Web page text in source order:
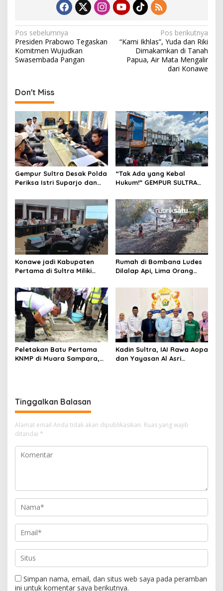
N
a
v
g
a
s
i
p
o
s
Pos sebelumnya
Presiden Prabowo Tegaskan
Komitmen Wujudkan
Swasembada Pangan
Pos berikutnya
“Kami Ikhlas”, Yuda dan Riki
Dimakamkan di Tanah
Papua, Air Mata Mengalir
dari Konawe
Don't Miss
Gempur Sultra Desak Polda
Periksa Istri Suparjo dan
Kasus Tambang Ilegal
“Tak Ada yang Kebal
Hukum!” GEMPUR SULTRA
Tanawali dan PT
Tadisangka, Siap Kuasai
Lahan Puuwatu
Konawe jadi Kabupaten
Pertama di Sultra Miliki
Digital, DPRD Restui
Anggaran Rp200 Juta
Rumah di Bombana Ludes
Dilalap Api, Lima Orang
Dunia
Peletakan Batu Pertama
KNMP di Muara Sampara,
Kadin Sultra, IAI Rawa Aopa
dan Yayasan Al Asri
Tinggalkan Balasan
Alamat email Anda tidak akan dipublikasikan. Ruas yang wajib
ditandai *
Simpan nama, email, dan situs web saya pada peramban
ini untuk komentar saya berikutnya.